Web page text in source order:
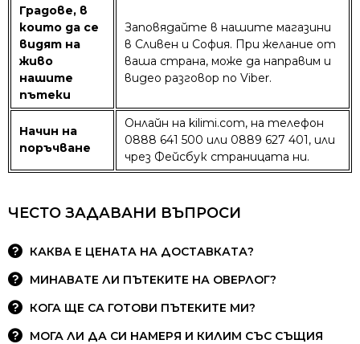
Градове, в
които да се
видят на
живо
нашите
пътеки
Заповядайте в нашите магазини
в Сливен и София. При желание от
ваша страна, може да направим и
видео разговор по Viber.
Начин на
поръчване
Онлайн на kilimi.com, на телефон
0888 641 500 или 0889 627 401, или
чрез Фейсбук страницата ни.
ЧЕСТО ЗАДАВАНИ ВЪПРОСИ
КАКВА Е ЦЕНАТА НА ДОСТАВКАТА?
МИНАВАТЕ ЛИ ПЪТЕКИТЕ НА ОВЕРЛОГ?
КОГА ЩЕ СА ГОТОВИ ПЪТЕКИТЕ МИ?
МОГА ЛИ ДА СИ НАМЕРЯ И КИЛИМ СЪС СЪЩИЯ